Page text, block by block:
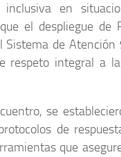
inclusiva en
el despliegue de
Sistema de Atención
respeto integral a
se
de
que